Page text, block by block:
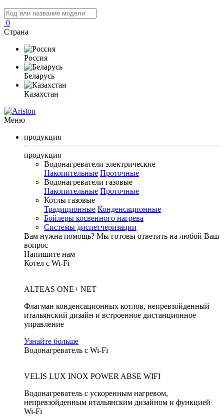
0
Страна
Россия
Беларусь
Казахстан
Меню
продукция
продукция
Водонагреватели электрические
Накопительные Проточные
Водонагреватели газовые
Накопительные Проточные
Котлы газовые
Традиционные Конденсационные
Бойлеры косвенного нагрева
Системы диспетчеризации
Вам нужна помощь? Мы готовы ответить на любой Ваш
вопрос
Напишите нам
Котел с Wi-Fi
ALTEAS ONE+ NET
Флагман конденсационных котлов, непревзойденный
итальянский дизайн и встроенное дистанционное
управление
Узнайте больше
Водонагреватель с Wi-Fi
VELIS LUX INOX POWER ABSE WIFI
Водонагреватель с ускоренным нагревом,
непревзойденным итальянским дизайном и функцией
Wi-Fi